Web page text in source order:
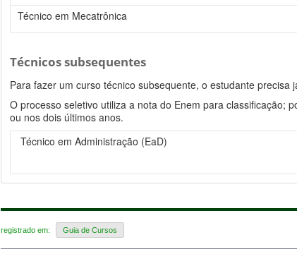
Técnico em Mecatrônica
Técnicos subsequentes
Para fazer um curso técnico subsequente, o estudante
O processo seletivo utiliza a nota do Enem para classificação;
ou nos dois últimos anos.
Técnico em Administração (EaD)
registrado em: Guia de Cursos